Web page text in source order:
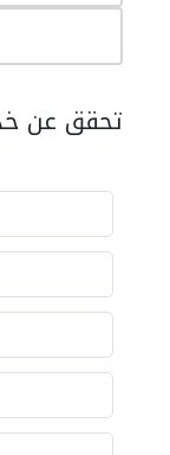
تحقق عن